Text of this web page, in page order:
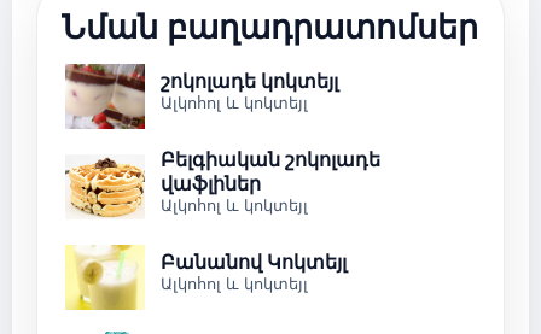
Նման բաղադրատոմսեր
շոկոլադե կոկտեյլ
Ալկոհոլ և կոկտեյլ
Բելգիական շոկոլադե
վաֆլիներ
Ալկոհոլ և կոկտեյլ
Բանանով Կոկտեյլ
Ալկոհոլ և կոկտեյլ